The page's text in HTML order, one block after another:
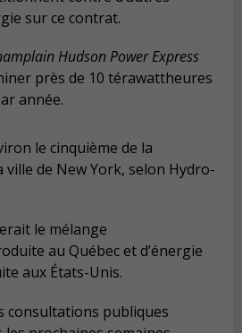
sur ce contrat.
Hudson Power Express
près de 10 térawattheures
année.
le cinquième de la
de New York, selon Hydro-
le mélange
au Québec et d’énergie
aux États-Unis.
consultations publiques